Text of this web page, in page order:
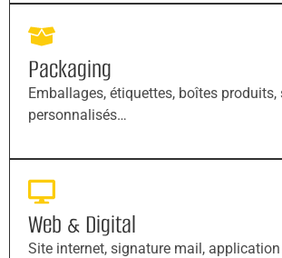
Packaging
Emballages, étiquettes, boîtes produits,
personnalisés…
Web & Digital
Site internet, signature mail,